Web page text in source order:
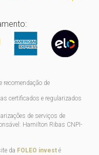
recomendação de
certificados e regularizados
de serviços de
Hamilton Ribas CNPI-
da FOLEO invest é